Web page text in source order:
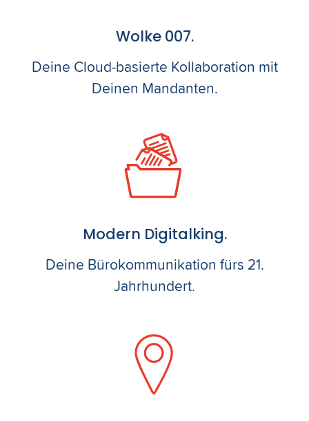
Wolke 007.
Deine Cloud-basierte Kollaboration mit
Deinen Mandanten.
Modern Digitalking.
Deine Bürokommunikation fürs 21.
Jahrhundert.